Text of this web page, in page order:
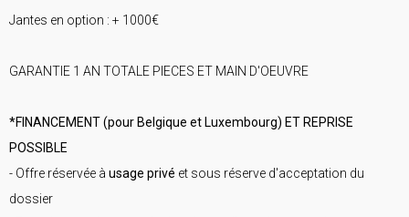
Jantes en option : + 1000€
GARANTIE 1 AN TOTALE PIECES ET MAIN D'OEUVRE
*FINANCEMENT (pour Belgique et Luxembourg) ET REPRISE
POSSIBLE
- Offre réservée à usage privé et sous réserve d'acceptation du
dossier